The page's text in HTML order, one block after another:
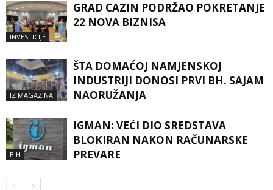
INVESTICIJE
GRAD CAZIN PODRŽAO POKRETANJE
22 NOVA BIZNISA
IZ MAGAZINA
ŠTA DOMAĆOJ NAMJENSKOJ
INDUSTRIJI DONOSI PRVI BH. SAJAM
NAORUŽANJA
BIH
IGMAN: VEĆI DIO SREDSTAVA
BLOKIRAN NAKON RAČUNARSKE
PREVARE